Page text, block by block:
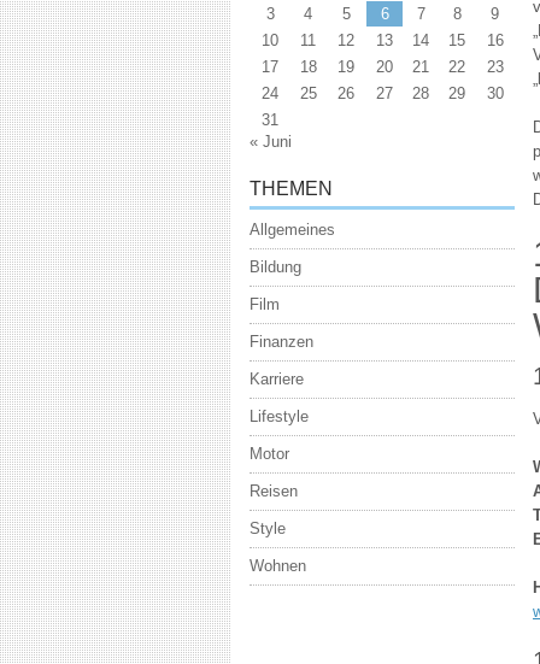
3
4 5 6 7 8
9
10
11 12 13 14 15
16
17
18 19 20 21 22
23
24
25 26 27 28 29
30
31
« Juni
THEMEN
Allgemeines
Bildung
Film
Finanzen
Karriere
Lifestyle
Motor
Reisen
Style
Wohnen